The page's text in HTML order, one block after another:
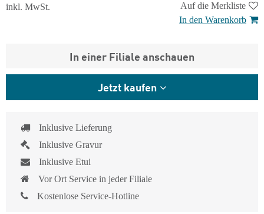
inkl. MwSt.
Auf die Merkliste
In den Warenkorb
In einer Filiale anschauen
Jetzt kaufen
Inklusive Lieferung
Inklusive Gravur
Inklusive Etui
Vor Ort Service in jeder Filiale
Kostenlose Service-Hotline